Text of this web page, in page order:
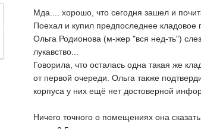
Мда.... хорошо, что сегодня зашел и
Поехал и купил предпоследнее
Ольга Родионова (м-жер "вся нед-ть")
лукавство...
Говорила, что осталась одна такая же
от первой очереди. Ольга также
корпуса у них ещё нет достоверной
Ничего точного о помещениях она